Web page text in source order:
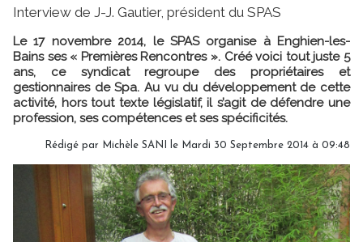
Interview de J-J. Gautier, président du SPAS
Le 17 novembre 2014, le SPAS organise à Enghien-les-
Bains ses « Premières Rencontres ». Créé voici tout juste 5
ans, ce syndicat regroupe des propriétaires et
gestionnaires de Spa. Au vu du développement de cette
activité, hors tout texte législatif, il s’agit de défendre une
profession, ses compétences et ses spécificités.
Rédigé par Michèle SANI le Mardi 30 Septembre 2014 à 09:48